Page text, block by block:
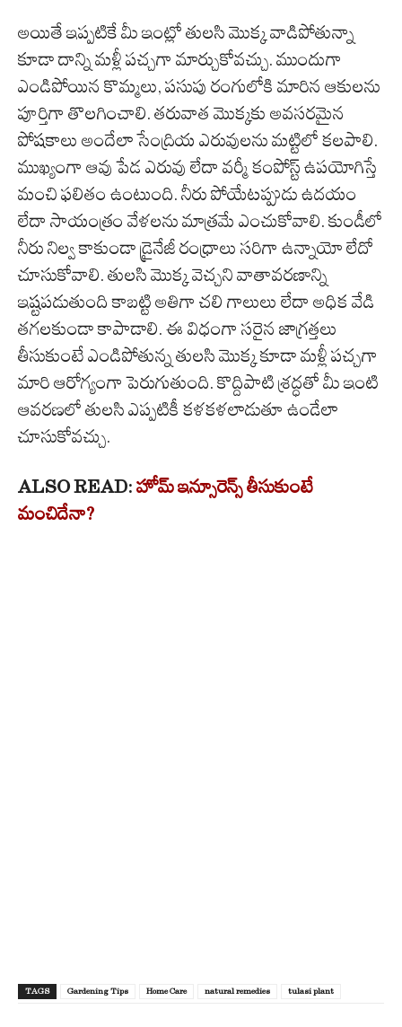
అయితే ఇప్పటికే మీ ఇంట్లో తులసి మొక్క వాడిపోతున్నా
కూడా దాన్ని మళ్లీ పచ్చగా మార్చుకోవచ్చు. ముందుగా
ఎండిపోయిన కొమ్మలు, పసుపు రంగులోకి మారిన ఆకులను
పూర్తిగా తొలగించాలి. తరువాత మొక్కకు అవసరమైన
పోషకాలు అందేలా సేంద్రియ ఎరువులను మట్టిలో కలపాలి.
ముఖ్యంగా ఆవు పేడ ఎరువు లేదా వర్మీ కంపోస్ట్ ఉపయోగిస్తే
మంచి ఫలితం ఉంటుంది. నీరు పోయేటప్పుడు ఉదయం
లేదా సాయంత్రం వేళలను మాత్రమే ఎంచుకోవాలి. కుండీలో
నీరు నిల్వ కాకుండా డ్రైనేజీ రంధ్రాలు సరిగా ఉన్నాయో లేదో
చూసుకోవాలి. తులసి మొక్క వెచ్చని వాతావరణాన్ని
ఇష్టపడుతుంది కాబట్టి అతిగా చలి గాలులు లేదా అధిక వేడి
తగలకుండా కాపాడాలి. ఈ విధంగా సరైన జాగ్రత్తలు
తీసుకుంటే ఎండిపోతున్న తులసి మొక్క కూడా మళ్లీ పచ్చగా
మారి ఆరోగ్యంగా పెరుగుతుంది. కొద్దిపాటి శ్రద్ధతో మీ ఇంటి
ఆవరణలో తులసి ఎప్పటికీ కళకళలాడుతూ ఉండేలా
చూసుకోవచ్చు.
ALSO READ: హోమ్ ఇన్సూరెన్స్ తీసుకుంటే
మంచిదేనా?
TAGS Gardening Tips Home Care natural remedies tulasi plant